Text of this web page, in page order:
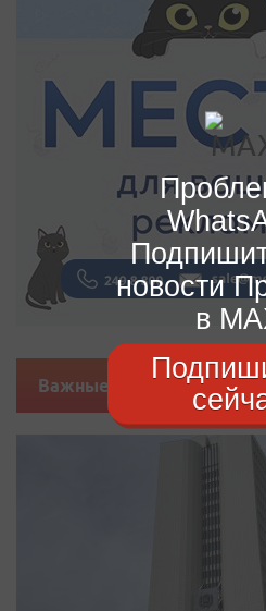
Важные новости
новости
в